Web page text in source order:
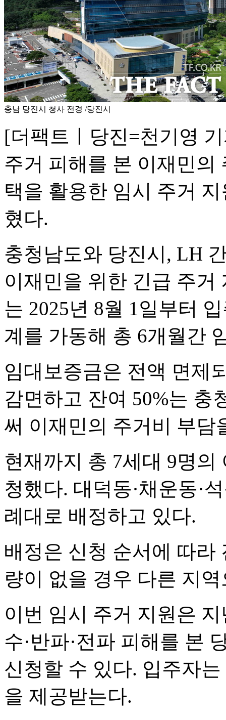
충남 당진시 청사 전경 /당진시
[더팩트ㅣ당진=천기영
주거 피해를 본 이재민의
택을 활용한 임시 주거
혔다.
충청남도와 당진시, LH
이재민을 위한 긴급 주거
는 2025년 8월 1일부터
계를 가동해 총 6개월간
임대보증금은 전액 면제
감면하고 잔여 50%는 충
써 이재민의 주거비 부담
현재까지 총 7세대 9명
청했다. 대덕동·채운동·
례대로 배정하고 있다.
배정은 신청 순서에 따라
량이 없을 경우 다른 지
이번 임시 주거 지원은
수·반파·전파 피해를 본
신청할 수 있다. 입주자
을 제공받는다.